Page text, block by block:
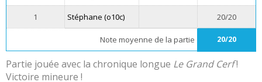
1 Stéphane (o10c) 20/20
Note moyenne de la partie 20/20
Partie jouée avec la chronique longue Le Grand Cerf!
Victoire mineure !